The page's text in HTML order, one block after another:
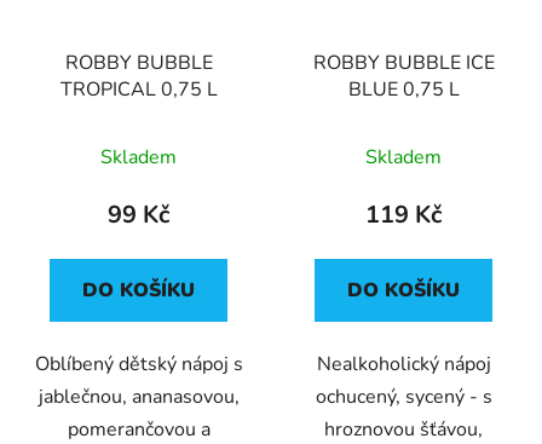
ROBBY BUBBLE
TROPICAL 0,75 L
Skladem
99 Kč
DO KOŠÍKU
Oblíbený dětský nápoj s
jablečnou, ananasovou,
pomerančovou a
ROBBY BUBBLE ICE
BLUE 0,75 L
Skladem
119 Kč
DO KOŠÍKU
Nealkoholický nápoj
ochucený, sycený - s
hroznovou šťávou,